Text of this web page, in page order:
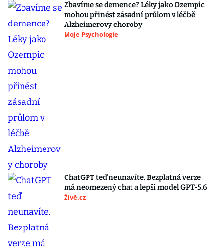
Zbavíme se demence? Léky jako Ozempic
mohou přinést zásadní průlom v léčbě
Alzheimerovy choroby
Moje Psychologie
ChatGPT teď neunavíte. Bezplatná verze
má neomezený chat a lepší model GPT-5.6
Živě.cz